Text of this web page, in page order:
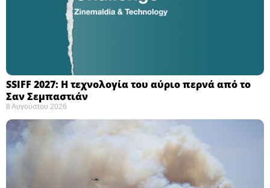
SSIFF 2027: Η τεχνολογία του αύριο περνά από το
Σαν Σεμπαστιάν ​
8 Αυγούστου 2026